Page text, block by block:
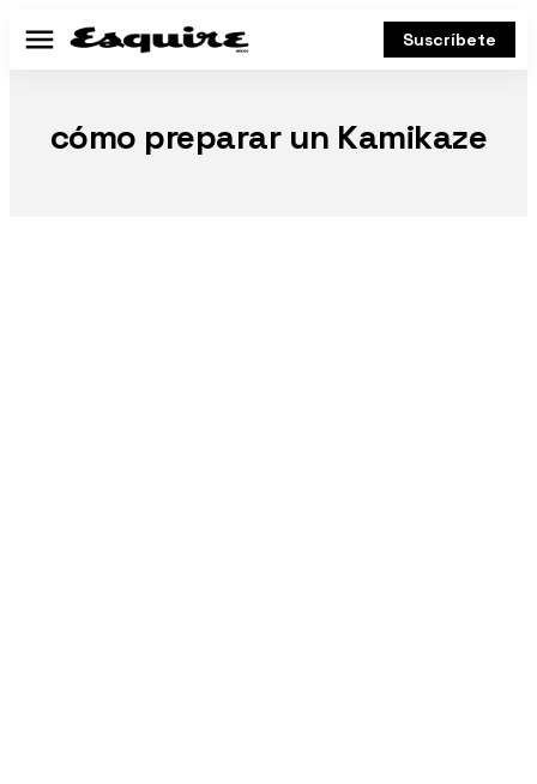
Menú Suscríbete
cómo preparar un Kamikaze